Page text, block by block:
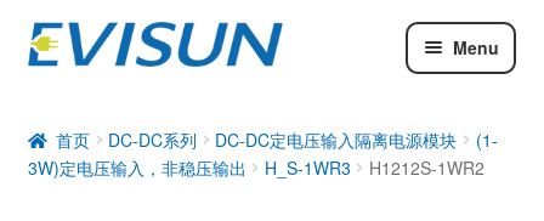
Menu
DC-DC系列
工业通信模块
首页 DC-DC系列 DC-DC定电压输入隔离电源模块
(1-
3W)定电压输入，非稳压输出
H_S-1WR3 H1212S-1WR2